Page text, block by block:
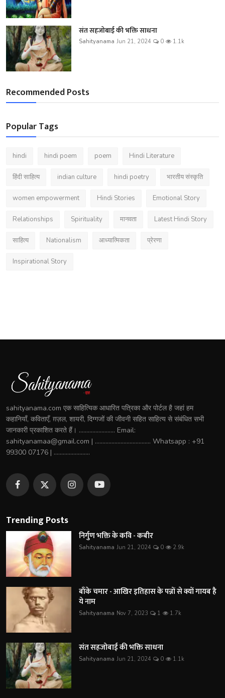
संत सहजोबाई की भक्ति साधना
Sahityanama Jun 21, 2024 0 1.1k
Recommended Posts
Popular Tags
hindi hindi poem poem Hindi Literature
हिंदी साहित्य indian culture hindi poetry भारतीय संस्कृति
women empowerment Hindi Stories Emotional Story
Relationships Spirituality मानवता Latest Hindi Story
साहित्य Nationalism आध्यात्मिकता प्रेरणा
Inspirational Story
sahityanama.com एक साहित्यिक आधारित पत्रिका और पोर्टल है जहां हम
कहानियाँ, कविताएँ, ग़ज़ल, शायरी, दिग्गजों की जीवनी सहित साहित्य से संबंधित सभी
जानकारी प्रकाशित करते हैं। ........................ Email:
sahityanamaa@gmail.com | ..................................... Whatsapp : +91
99300 07176 | ........................
Trending Posts
निर्गुण भक्ति के कवि - कबीर
Sahityanama Jun 21, 2024 0 2.9k
बाँके चमार - आखिर इतिहास के पन्नों से क्यों गायब है
ये नाम
Sahityanama Nov 7, 2023 1 1.7k
संत सहजोबाई की भक्ति साधना
Sahityanama Jun 21, 2024 0 1.1k